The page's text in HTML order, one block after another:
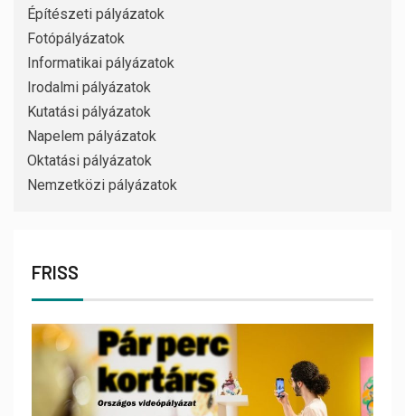
Építészeti pályázatok
Fotópályázatok
Informatikai pályázatok
Irodalmi pályázatok
Kutatási pályázatok
Napelem pályázatok
Oktatási pályázatok
Nemzetközi pályázatok
FRISS